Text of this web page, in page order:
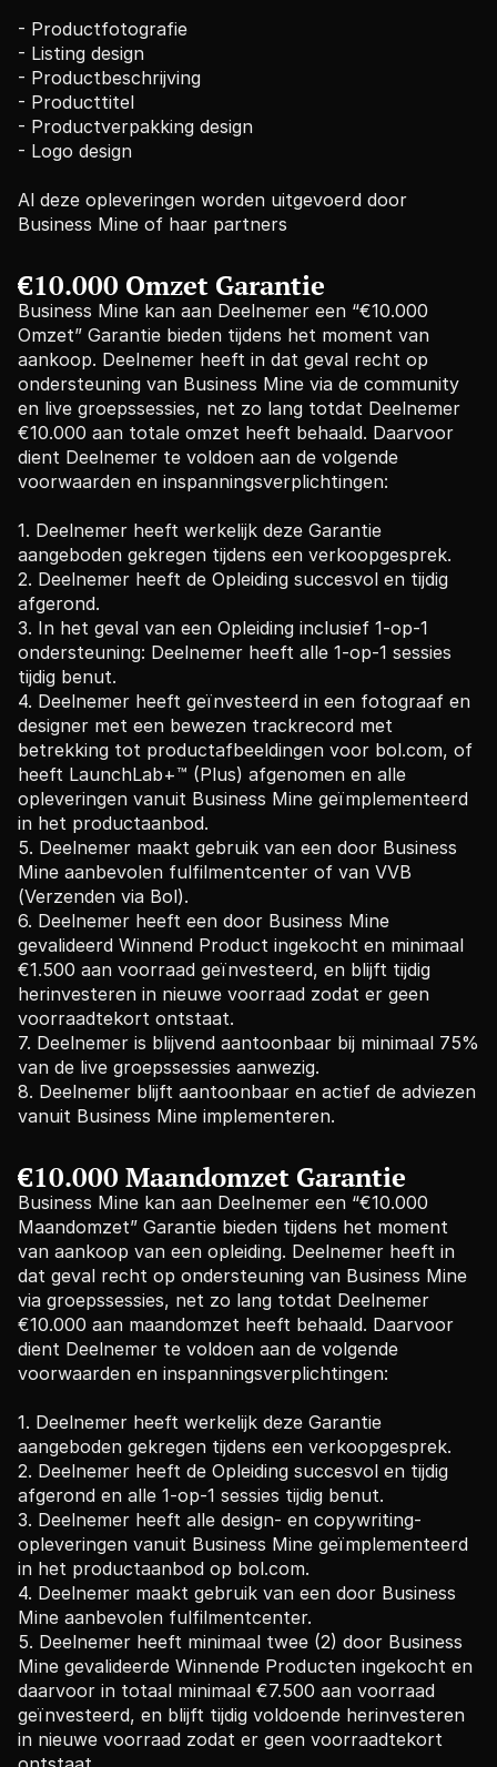
- Productfotografie
- Listing design
- Productbeschrijving
- Producttitel
- Productverpakking design
- Logo design
Al deze opleveringen worden uitgevoerd door
Business Mine of haar partners
€10.000 Omzet Garantie
Business Mine kan aan Deelnemer een “€10.000
Omzet” Garantie bieden tijdens het moment van
aankoop. Deelnemer heeft in dat geval recht op
ondersteuning van Business Mine via de community
en live groepssessies, net zo lang totdat Deelnemer
€10.000 aan totale omzet heeft behaald. Daarvoor
dient Deelnemer te voldoen aan de volgende
voorwaarden en inspanningsverplichtingen:
1. Deelnemer heeft werkelijk deze Garantie
aangeboden gekregen tijdens een verkoopgesprek.
2. Deelnemer heeft de Opleiding succesvol en tijdig
afgerond.
3. In het geval van een Opleiding inclusief 1-op-1
ondersteuning: Deelnemer heeft alle 1-op-1 sessies
tijdig benut.
4. Deelnemer heeft geïnvesteerd in een fotograaf en
designer met een bewezen trackrecord met
betrekking tot productafbeeldingen voor bol.com, of
heeft LaunchLab+™ (Plus) afgenomen en alle
opleveringen vanuit Business Mine geïmplementeerd
in het productaanbod.
5. Deelnemer maakt gebruik van een door Business
Mine aanbevolen fulfilmentcenter of van VVB
(Verzenden via Bol).
6. Deelnemer heeft een door Business Mine
gevalideerd Winnend Product ingekocht en minimaal
€1.500 aan voorraad geïnvesteerd, en blijft tijdig
herinvesteren in nieuwe voorraad zodat er geen
voorraadtekort ontstaat.
7. Deelnemer is blijvend aantoonbaar bij minimaal 75%
van de live groepssessies aanwezig.
8. Deelnemer blijft aantoonbaar en actief de adviezen
vanuit Business Mine implementeren.
€10.000 Maandomzet Garantie
Business Mine kan aan Deelnemer een “€10.000
Maandomzet” Garantie bieden tijdens het moment
van aankoop van een opleiding. Deelnemer heeft in
dat geval recht op ondersteuning van Business Mine
via groepssessies, net zo lang totdat Deelnemer
€10.000 aan maandomzet heeft behaald. Daarvoor
dient Deelnemer te voldoen aan de volgende
voorwaarden en inspanningsverplichtingen:
1. Deelnemer heeft werkelijk deze Garantie
aangeboden gekregen tijdens een verkoopgesprek.
2. Deelnemer heeft de Opleiding succesvol en tijdig
afgerond en alle 1-op-1 sessies tijdig benut.
3. Deelnemer heeft alle design- en copywriting-
opleveringen vanuit Business Mine geïmplementeerd
in het productaanbod op bol.com.
4. Deelnemer maakt gebruik van een door Business
Mine aanbevolen fulfilmentcenter.
5. Deelnemer heeft minimaal twee (2) door Business
Mine gevalideerde Winnende Producten ingekocht en
daarvoor in totaal minimaal €7.500 aan voorraad
geïnvesteerd, en blijft tijdig voldoende herinvesteren
in nieuwe voorraad zodat er geen voorraadtekort